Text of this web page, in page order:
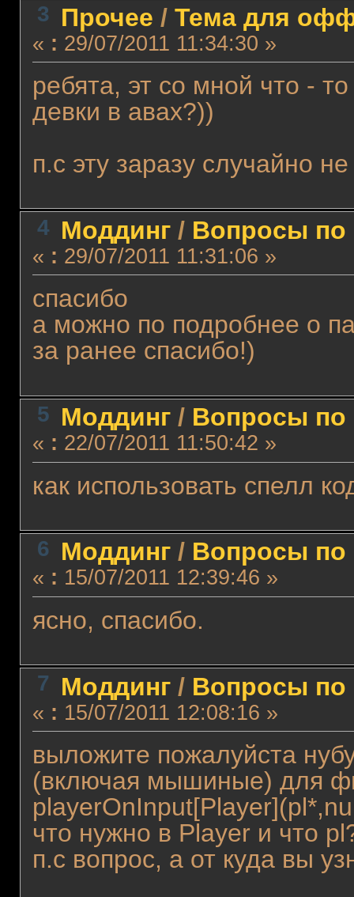
3 Прочее / Тема для
« : 29/07/2011 11:34:30 »
ребята, эт со мной что -
девки в авах?))
п.с эту заразу случайно
4 Моддинг/ Вопросы по
« : 29/07/2011 11:31:06 »
спасибо
а можно по подробнее о
за ранее спасибо!)
5 Моддинг/ Вопросы по
« : 22/07/2011 11:50:42 »
как использовать спелл
6 Моддинг/ Вопросы по
« : 15/07/2011 12:39:46 »
ясно, спасибо.
7 Моддинг/ Вопросы по
« : 15/07/2011 12:08:16 »
выложите пожалуйста
(включая мышиные) для
что нужно в Player и что
п.с вопрос, а от куда вы